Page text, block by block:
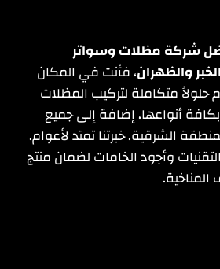
شركة مظلات وسواتر
والظهران، فأنت في المكان
حلولاً متكاملة لتركيب المظلات
أنواعها، إضافة إلى جميع
الشرقية. خبرتنا تمتد لأعوام.
وأجود الخامات لضمان منتج